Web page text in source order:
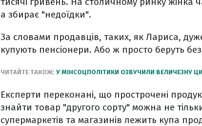
а збирає "недоїдки".
За словами продавців, таких, як Лариса,
купують пенсіонери. Або ж просто беруть
ЧИТАЙТЕ ТАКОЖ: У МІНСОЦПОЛІТИКИ ОЗВУЧИЛИ ВЕЛИЧЕЗНУ
Експерти переконані, що прострочені
знайти товар "другого сорту" можна не
супермаркетів та магазинів лежить купа